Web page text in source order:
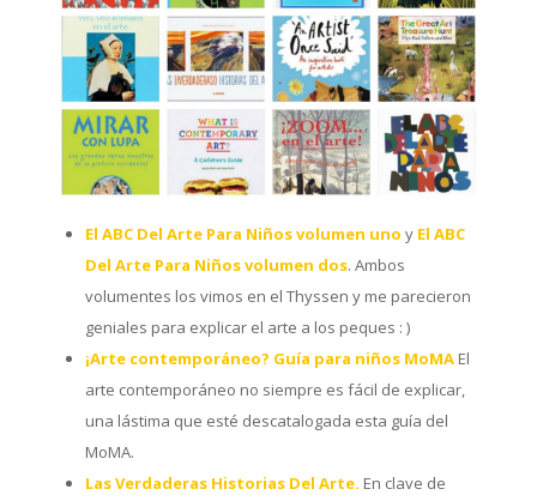
El ABC Del Arte Para Niños volumen uno y El ABC
Del Arte Para Niños volumen dos. Ambos
volumentes los vimos en el Thyssen y me parecieron
geniales para explicar el arte a los peques : )
¡Arte contemporáneo? Guía para niños MoMA El
arte contemporáneo no siempre es fácil de explicar,
una lástima que esté descatalogada esta guía del
MoMA.
Las Verdaderas Historias Del Arte. En clave de